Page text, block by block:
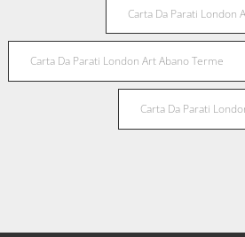
Carta Da Parati London
Carta Da Parati London Art Abano Terme
Carta Da Parati